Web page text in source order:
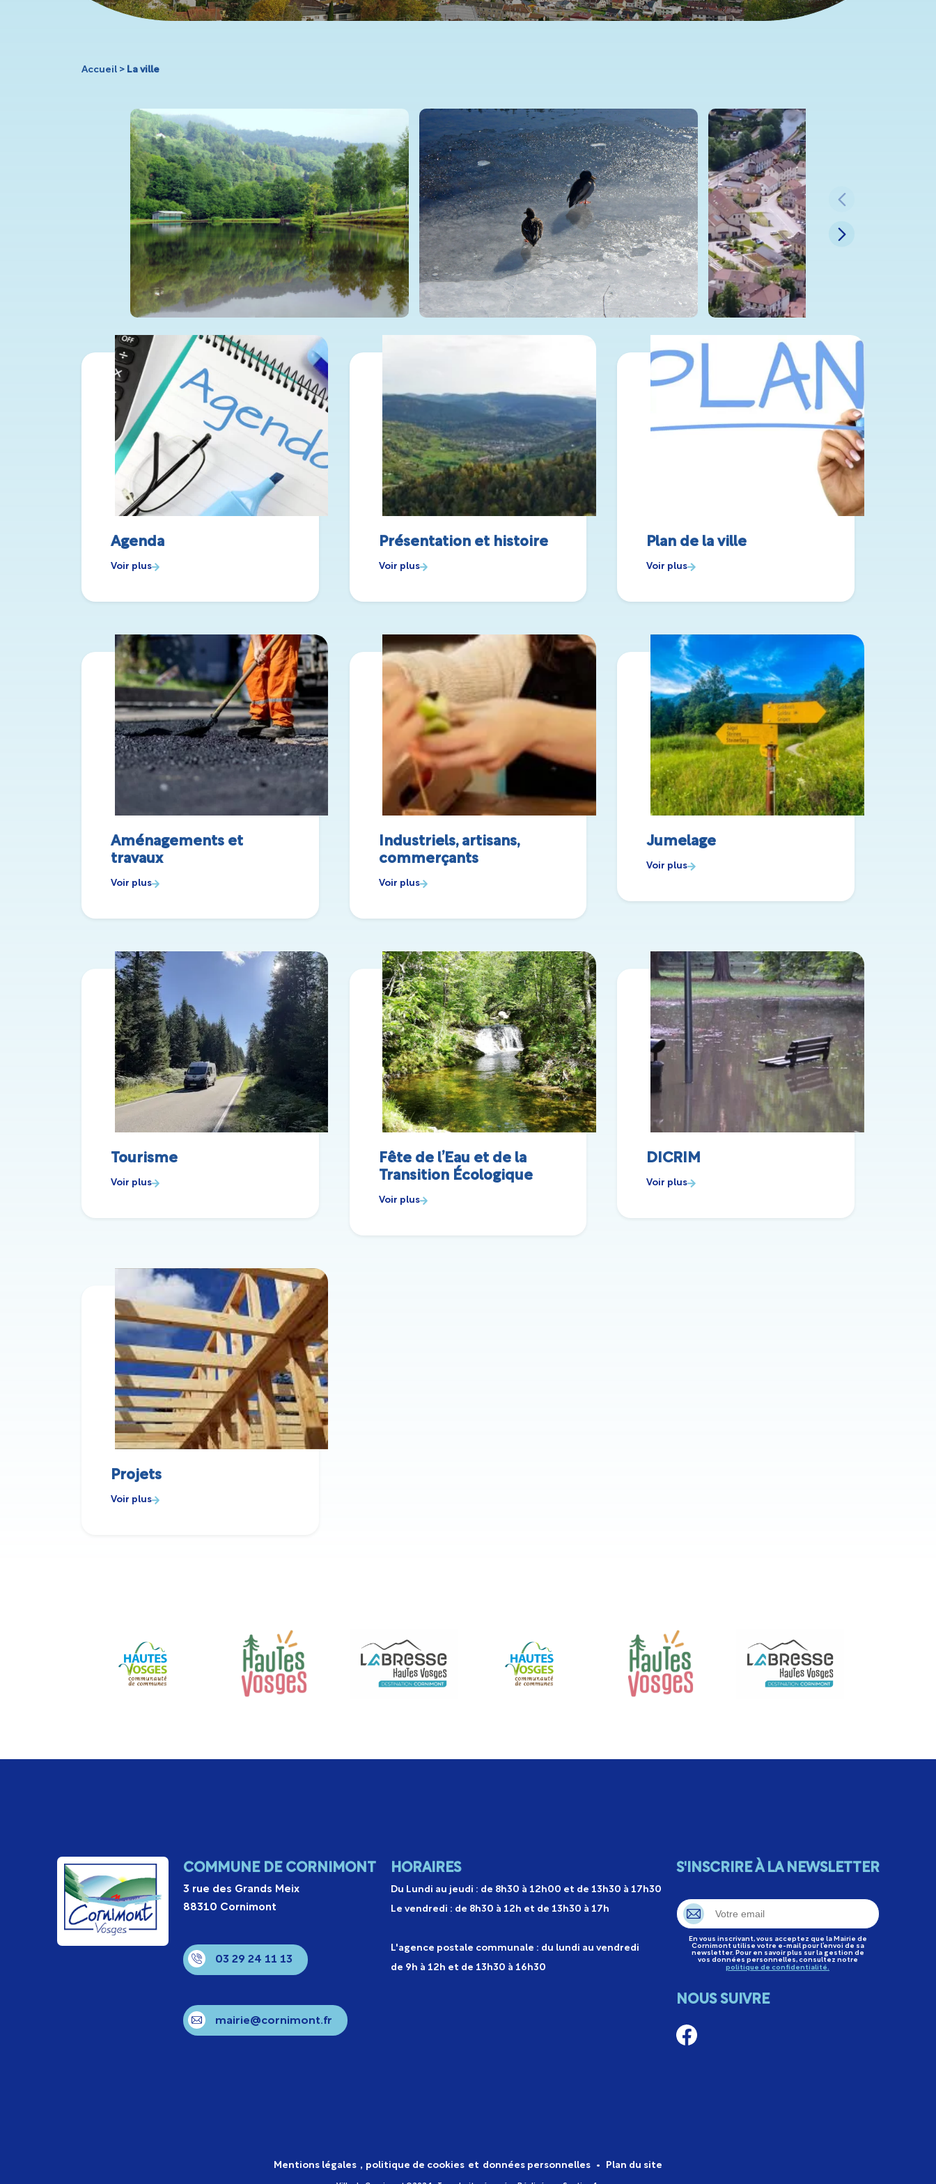
Vosges
Accueil > La ville
Agenda
Voir plus
Présentation et histoire
Voir plus
Plan de la ville
Voir plus
Aménagements et
travaux
Voir plus
Industriels, artisans,
commerçants
Voir plus
Jumelage
Voir plus
Tourisme
Voir plus
Fête de l’Eau et de la
Transition Écologique
Voir plus
DICRIM
Voir plus
Projets
Voir plus
COMMUNE DE CORNIMONT
3 rue des Grands Meix
88310 Cornimont
03 29 24 11 13
mairie@cornimont.fr
HORAIRES
Du Lundi au jeudi : de 8h30 à 12h00 et de 13h30 à 17h30
Le vendredi : de 8h30 à 12h et de 13h30 à 17h
L'agence postale communale : du lundi au vendredi
de 9h à 12h et de 13h30 à 16h30
S'INSCRIRE À LA NEWSLETTER
En vous inscrivant, vous acceptez que la Mairie de
Cornimont utilise votre e-mail pour l’envoi de sa
newsletter. Pour en savoir plus sur la gestion de
vos données personnelles, consultez notre
politique de confidentialité.
NOUS SUIVRE
Mentions légales , politique de cookies et données personnelles • Plan du site